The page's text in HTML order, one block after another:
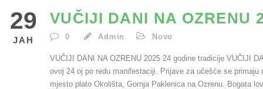
29
ЈАН
VUČIJI DANI NA OZRENU
0 Admin Novo
VUČIJI DANI NA OZRENU 2025 24 godine tradicije VUČIJI
ovoj 24 oj po redu manifestaciji. Prijave za učešće se
mjesto plato Okolišta, Gornja Paklenica na Ozrenu. Bogata